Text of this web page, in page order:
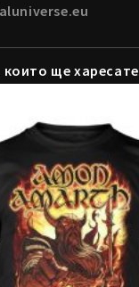
ще харесате